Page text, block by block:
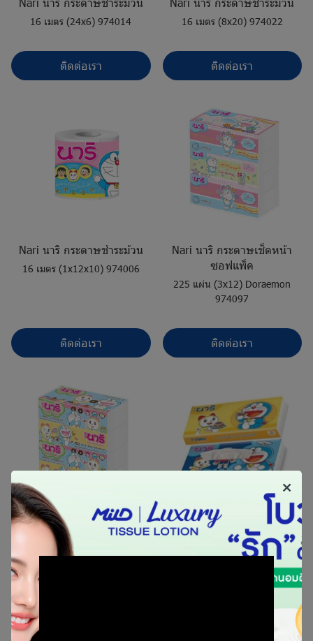
16 เมตร (24x6) 974014
ติดต่อเรา
16 เมตร (8x20) 974022
ติดต่อเรา
Nari นาริ กระดาษชำระม้วน
16 เมตร (1x12x10) 974006
ติดต่อเรา
Nari นาริ กระดาษเช็ดหน้า
ซอฟแพ็ค
225 แผ่น (3x12) Doraemon
974097
ติดต่อเรา
Nari นาริ กระดาษเช็ดหน้า
ซอฟแพ็ค
Nari นาริ กระดาษเช็ดหน้าพ็
อกเก็ตแพ็ค
10 แผ่น (1x6x6x6) 974063